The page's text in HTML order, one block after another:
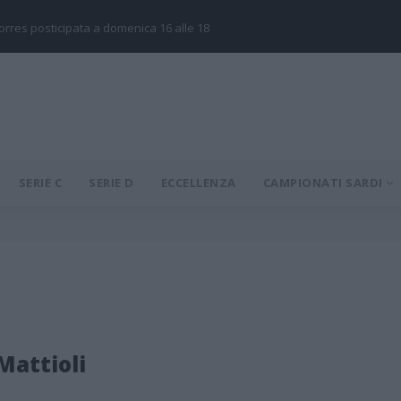
posticipata a domenica 16 alle 18
SERIE C SERIE D ECCELLENZA CAMPIONATI SARDI